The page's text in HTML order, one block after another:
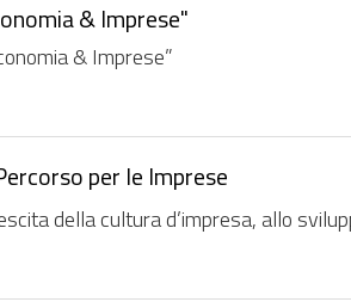
& Imprese"
& Imprese”
per le Imprese
della cultura d’impresa, allo